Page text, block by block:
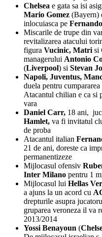
Chelsea e gata sa isi
Mario Gomez (Bayern)
inlocuiasca pe
Miscarile de trupe din
revitalizarea atacului
figura Vucinic, Matri si
managerului Antonio
(Liverpool) si Stevan
Napoli, Juventus,
duela pentru cumpararea
Atacantul chilian e ca si
vara
Daniel Carr, 18 ani,
Hamlet, va fi invitatul
de proba
Atacantul italian
21 de ani, doreste ca
permanentizeze
Mijlocasul ofensiv
Inter Milano pentru 1
Mijlocasul lui Hellas
a ajuns la un acord cu
drepturile asupra
gruparea veroneza il va
2013/2014
Yossi Benayoun (